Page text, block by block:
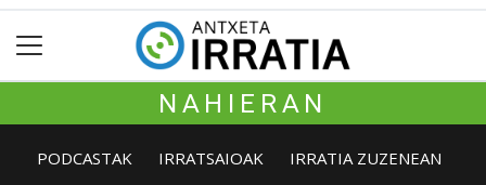
NAHIERAN
PODCASTAK IRRATSAIOAK IRRATIA ZUZENEAN